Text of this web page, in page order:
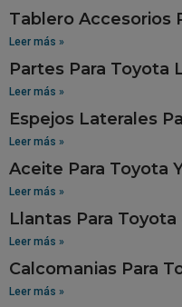
Tablero Accesorios
Leer más »
Partes Para Toyota
Leer más »
Espejos Laterales
Leer más »
Aceite Para Toyota
Leer más »
Llantas Para
Leer más »
Calcomanias Para
Leer más »